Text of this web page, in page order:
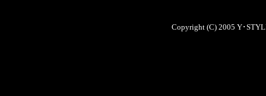
Copyright (C) 2005 Y･